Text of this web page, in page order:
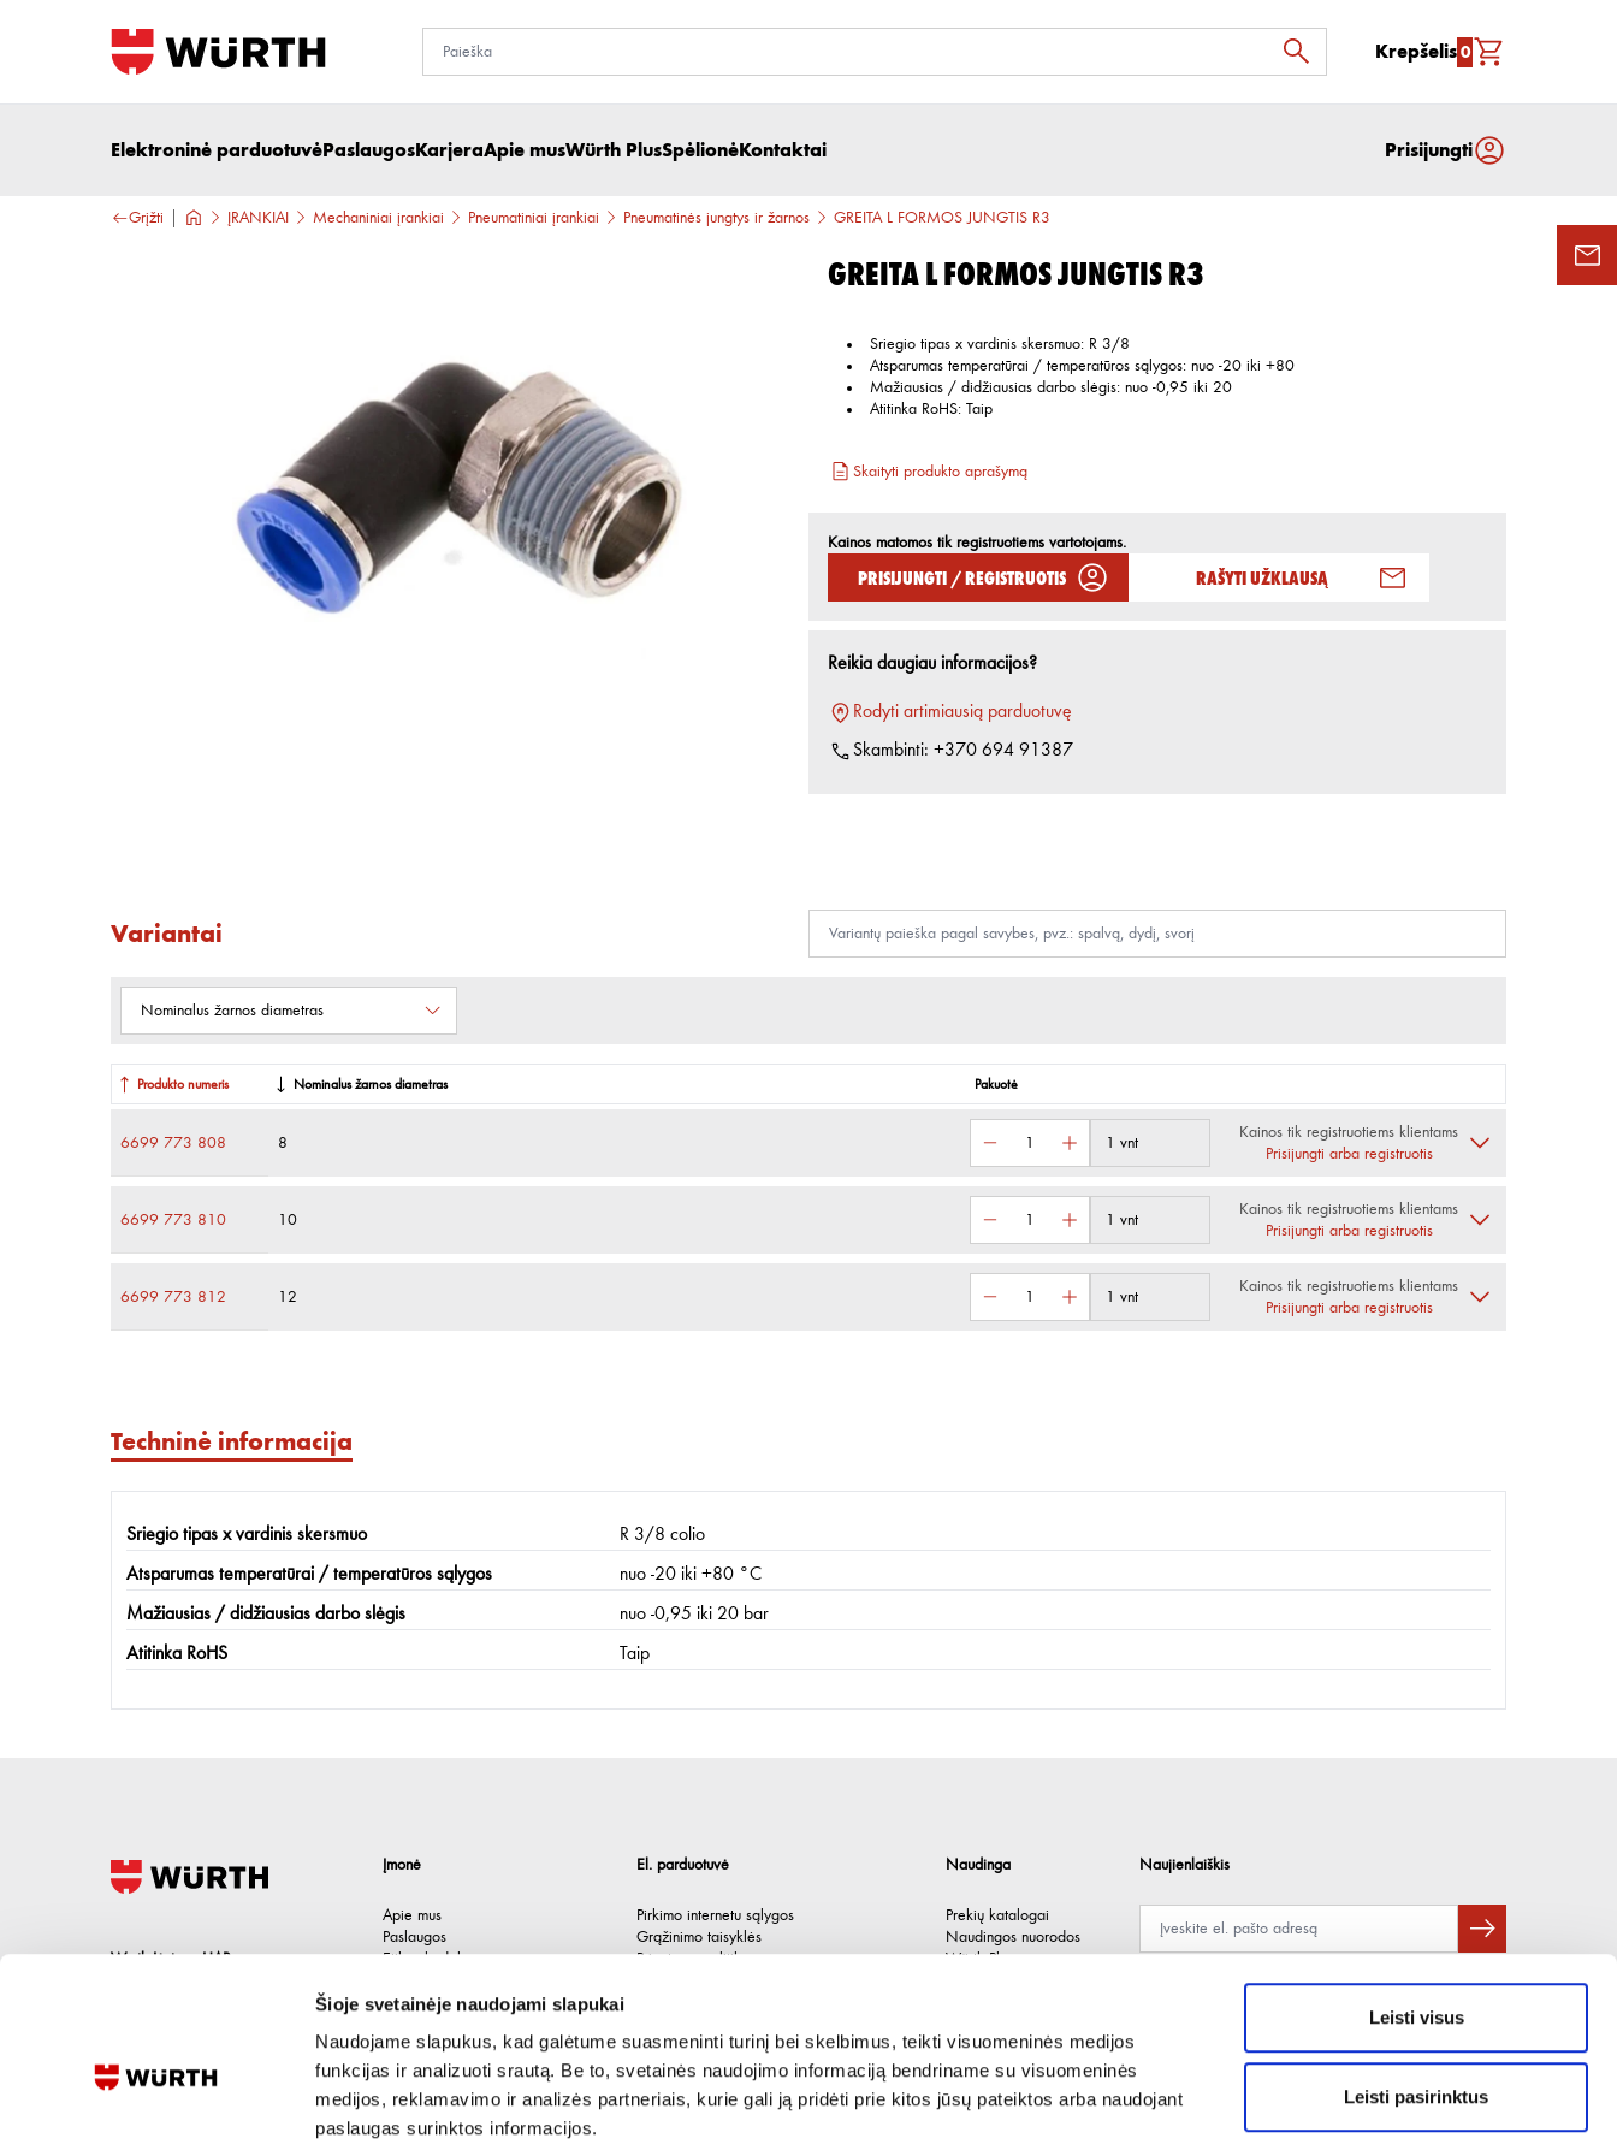
Šioje svetainėje naudojami slapukai
Naudojame slapukus, kad galėtume suasmeninti turinį bei skelbimus, teikti visuomeninės medijos
funkcijas ir analizuoti srautą. Be to, svetainės naudojimo informaciją bendriname su visuomeninės
medijos, reklamavimo ir analizės partneriais, kurie gali ją pridėti prie kitos jūsų pateiktos arba naudojant
paslaugas surinktos informacijos.
Leisti visus
Leisti pasirinktus
Krepšelis0
Elektroninė parduotuvėPaslaugosKarjeraApie musWürth PlusSpėlionėKontaktai Prisijungti
Grįžti ĮRANKIAI Mechaniniai įrankiai Pneumatiniai įrankiai Pneumatinės jungtys ir žarnos GREITA L FORMOS JUNGTIS R3
GREITA L FORMOS JUNGTIS R3
Sriegio tipas x vardinis skersmuo: R 3/8
Atsparumas temperatūrai / temperatūros sąlygos: nuo -20 iki +80
Mažiausias / didžiausias darbo slėgis: nuo -0,95 iki 20
Atitinka RoHS: Taip
Skaityti produkto aprašymą
Kainos matomos tik registruotiems vartotojams.
Prisijungti / Registruotis Rašyti užklausą
Reikia daugiau informacijos?
Rodyti artimiausią parduotuvę
Skambinti: +370 694 91387
Variantai
Nominalus žarnos diametras
Produkto numeris Nominalus žarnos diametras Pakuotė
6699 773 808 8 1 vnt
Kainos tik registruotiems klientams
Prisijungti arba registruotis
6699 773 810 10 1 vnt
Kainos tik registruotiems klientams
Prisijungti arba registruotis
6699 773 812 12 1 vnt
Kainos tik registruotiems klientams
Prisijungti arba registruotis
Techninė informacija
Sriegio tipas x vardinis skersmuo R 3/8 colio
Atsparumas temperatūrai / temperatūros sąlygos nuo -20 iki +80 °C
Mažiausias / didžiausias darbo slėgis nuo -0,95 iki 20 bar
Atitinka RoHS Taip
Wurth Lietuva UAB
Lietuva
Įmonė
Apie mus
Paslaugos
Etikos kodeksas
Kontaktai
El. parduotuvė
Pirkimo internetu sąlygos
Grąžinimo taisyklės
Privatumo politika
Naudinga
Prekių katalogai
Naudingos nuorodos
Würth Plus
Naujienlaiškis
Pateikdami el. paštą sutinkate gauti tiesioginę rinkodarą.